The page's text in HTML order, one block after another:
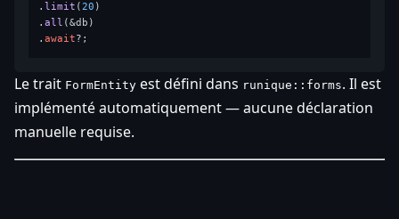
. limit (20 )
.all (&db)
.await
Le trait FormEntity est défini dans runique::forms. Il est
implémenté automatiquement — aucune déclaration
manuelle requise.